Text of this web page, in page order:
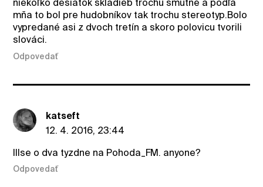
niekoľko desiatok skladieb trochu smutné a podľa
mňa to bol pre hudobníkov tak trochu stereotyp.Bolo
vypredané asi z dvoch tretín a skoro polovicu tvorili
slováci.
Odpovedať
katseft
12. 4. 2016, 23:44
Illse o dva tyzdne na Pohoda_FM. anyone?
Odpovedať